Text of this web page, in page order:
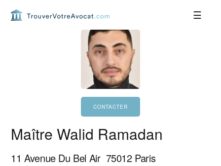
Maître Walid Ramadan
11 Avenue Du Bel Air 75012 Paris